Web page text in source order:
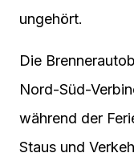
ungehört.
Die
Nord-Süd-
während der
Staus und